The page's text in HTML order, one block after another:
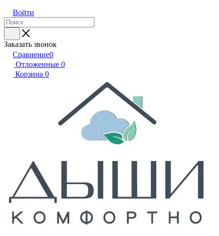
Войти
Заказать звонок
Сравнение0
Отложенные 0
Корзина 0